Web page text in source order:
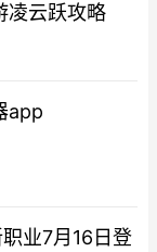
凌云跃攻略
app
职业7月16日登